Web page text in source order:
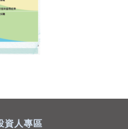
資人專區